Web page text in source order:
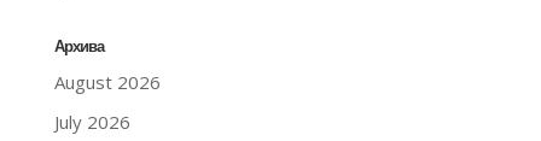
Архива
August 2026
July 2026